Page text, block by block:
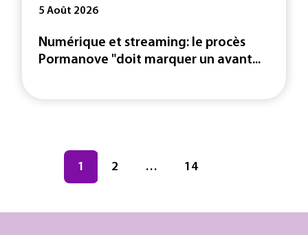
5 Août 2026
Numérique et streaming: le procès
Pormanove "doit marquer un avant...
Navigation des articles
Page
1 Page
2 … Page
14